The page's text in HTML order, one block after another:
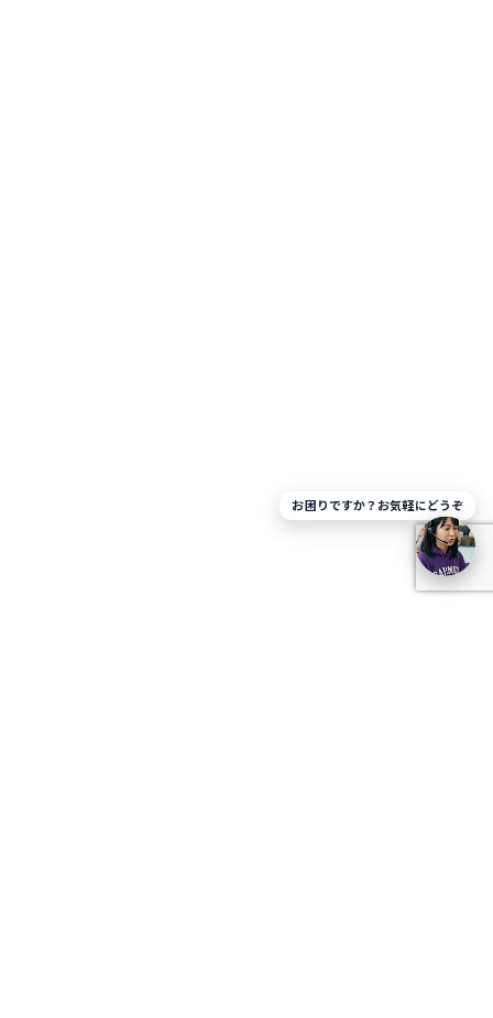
お困りですか？お気軽にどうぞ